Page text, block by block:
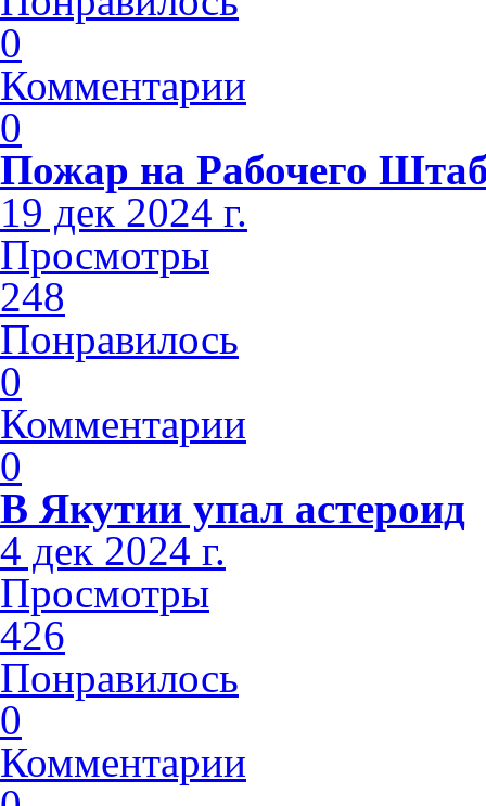
0
Комментарии
0
Пожар на Рабочего
19 дек 2024 г.
Просмотры
248
Понравилось
0
Комментарии
0
В Якутии упал астероид
4 дек 2024 г.
Просмотры
426
Понравилось
0
Комментарии